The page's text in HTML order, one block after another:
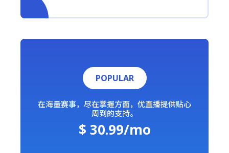
POPULAR
在海量赛事，尽在掌握方面，优直播提供贴心
周到的支持。
$ 30.99/mo